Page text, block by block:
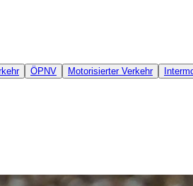
ÖPNV Motorisierter Verkehr